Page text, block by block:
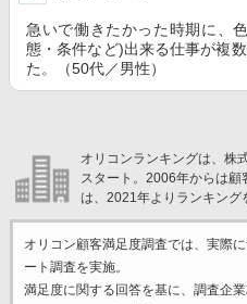
急いで働きたかった時期に、
態・条件など)出来る仕事が複
た。（50代／男性）
オリコンランキングは、株
スタート。2006年からは顧
は、2021年よりランキング
オリコン顧客満足度調査では、実際
ート調査を実施。
満足度に関する回答を基に、調査企業